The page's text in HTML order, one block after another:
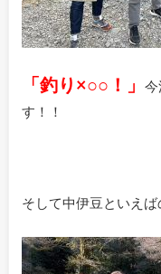
「釣り×○○！」
今
す！！
そして中伊豆といえ